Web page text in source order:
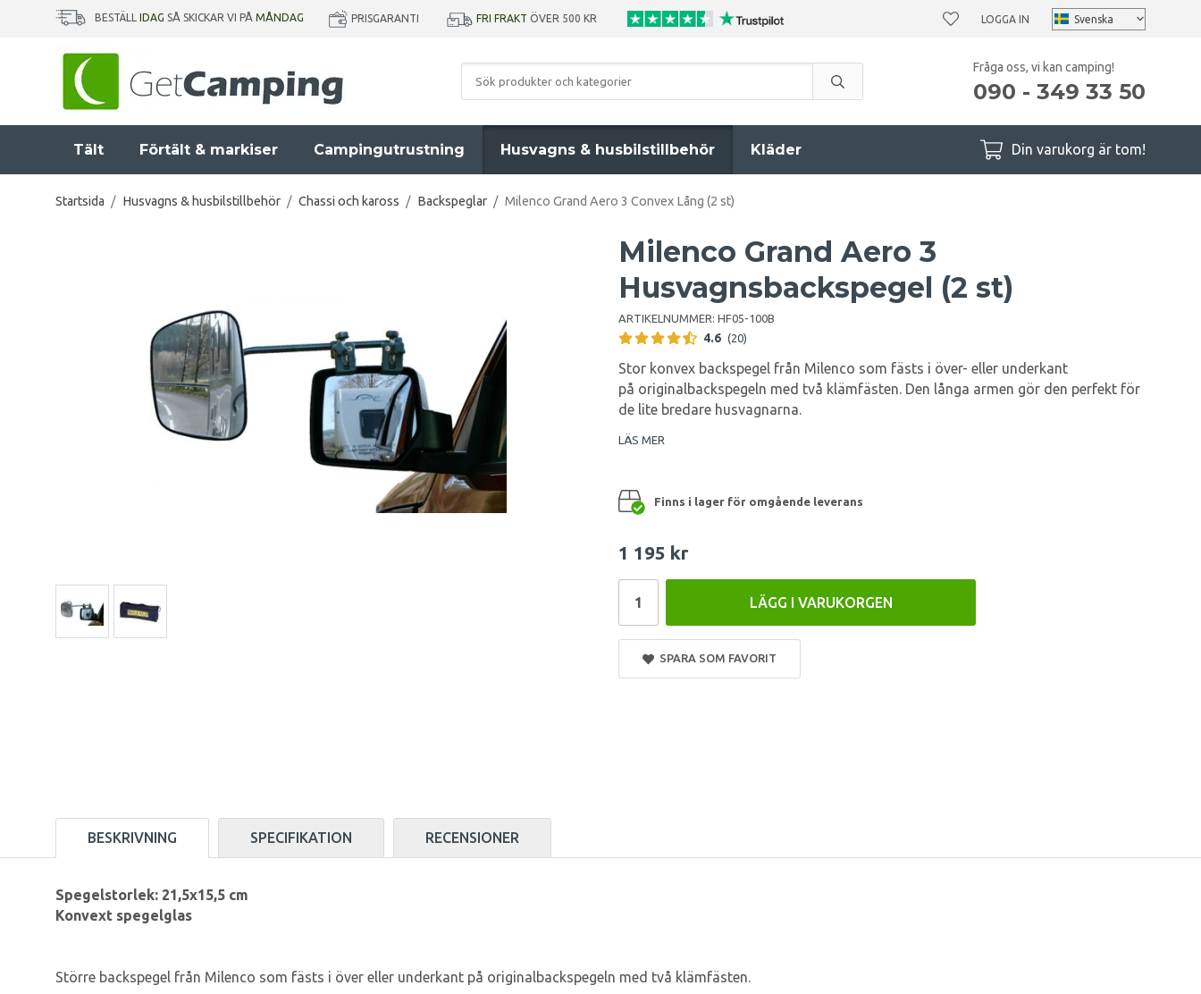
BESTÄLL IDAG SÅ SKICKAR VI PÅ MÅNDAG PRISGARANTI FRI FRAKT ÖVER 500 KR LOGGA IN
Fråga oss, vi kan camping!
090 - 349 33 50
Tält Förtält & markiser Campingutrustning Husvagns & husbilstillbehör Kläder Din varukorg är tom!
Startsida / Husvagns & husbilstillbehör / Chassi och kaross / Backspeglar / Milenco Grand Aero 3 Convex Lång (2 st)
Milenco Grand Aero 3
Husvagnsbackspegel (2 st)
ARTIKELNUMMER: HF05-100B
4.6 (20)
Stor konvex backspegel från Milenco som fästs i över- eller underkant
på originalbackspegeln med två klämfästen. Den långa armen gör den perfekt för
de lite bredare husvagnarna.
LÄS MER
Finns i lager för omgående leverans
1 195 kr
LÄGG I VARUKORGEN
SPARA SOM FAVORIT
BESKRIVNING SPECIFIKATION RECENSIONER
Spegelstorlek: 21,5x15,5 cm
Konvext spegelglas
Större backspegel från Milenco som fästs i över eller underkant på originalbackspegeln med två klämfästen.